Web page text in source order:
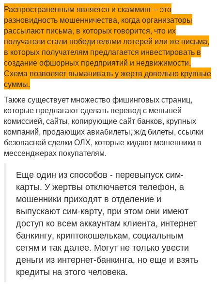
Распространенным является и скамминг – это
разновидность мошенничества, когда организаторы
рассылают письма, в которых говорится, что их
получатели стали победителями лотерей или же письма,
в которых получателям предлагается инвестировать в
создание офшорных предприятий и недвижимости.
Схема позволяет выманивать у жертв довольно крупные
суммы.
Также существует множество фишинговых страниц,
которые предлагают сделать перевод с меньшей
комиссией, сайты, копирующие сайт банков, крупных
компаний, продающих авиабилеты, ж/д билеты, ссылки
безопасной сделки ОЛХ, которые кидают мошенники в
мессенджерах покупателям.
Еще один из способов - перевыпуск сим-
карты. У жертвы отключается телефон, а
мошенники приходят в отделение и
выпускают сим-карту, при этом они имеют
доступ ко всем аккаунтам клиента, интернет
банкингу, криптокошелькам, социальным
сетям и так далее. Могут не только увести
деньги из интернет-банкинга, но еще и взять
кредиты на этого человека.